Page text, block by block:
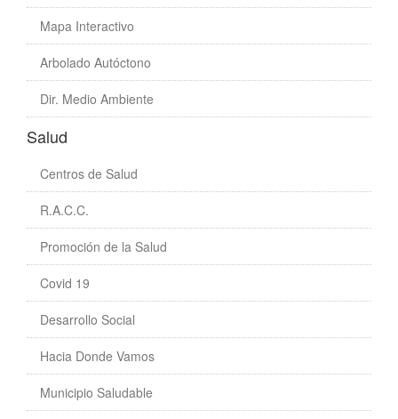
Mapa Interactivo
Arbolado Autóctono
Dir. Medio Ambiente
Salud
Centros de Salud
R.A.C.C.
Promoción de la Salud
Covid 19
Desarrollo Social
Hacia Donde Vamos
Municipio Saludable